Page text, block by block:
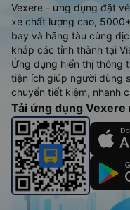
Vexere - ứng dụng đặt
xe chất lượng cao,
bay và hãng tàu cùng
khắp các tỉnh thành tại
Ứng dụng hiển thị thông
tiện ích giúp người dùng
chuyển tiết kiệm, nhanh
Tải ứng dụng Vexere